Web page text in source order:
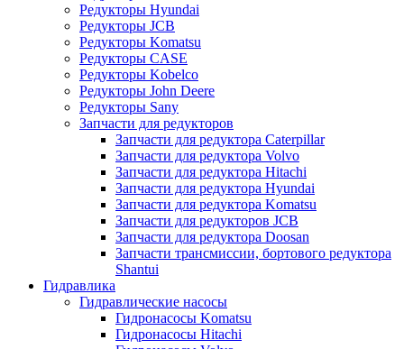
Редукторы Hyundai
Редукторы JCB
Редукторы Komatsu
Редукторы CASE
Редукторы Kobelco
Редукторы John Deere
Редукторы Sany
Запчасти для редукторов
Запчасти для редуктора Caterpillar
Запчасти для редуктора Volvo
Запчасти для редуктора Hitachi
Запчасти для редуктора Hyundai
Запчасти для редуктора Komatsu
Запчасти для редукторов JCB
Запчасти для редуктора Doosan
Запчасти трансмиссии, бортового редуктора
Shantui
Гидравлика
Гидравлические насосы
Гидронасосы Komatsu
Гидронасосы Hitachi